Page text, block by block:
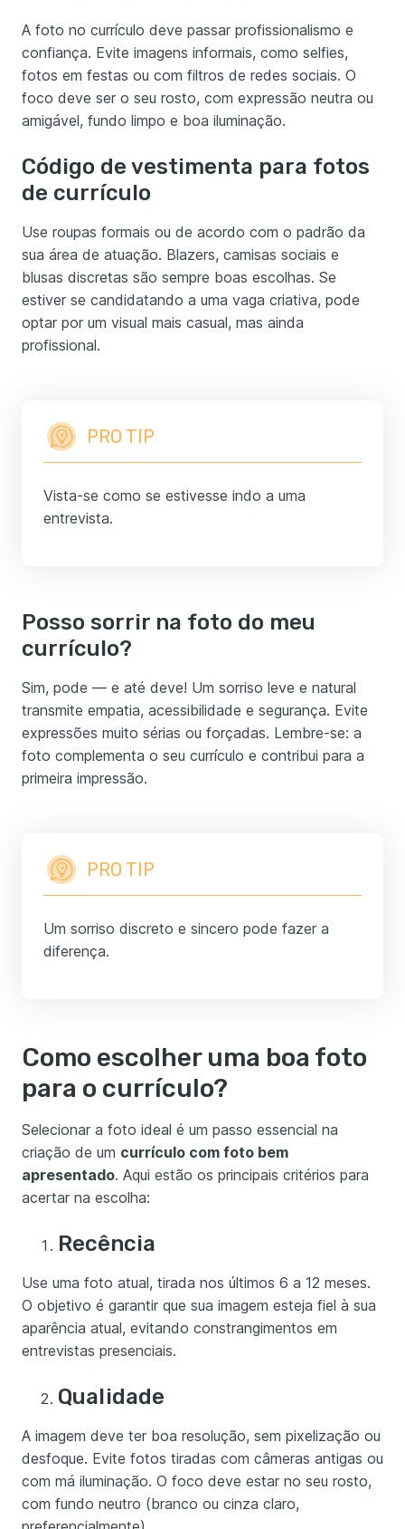
A foto no currículo deve passar profissionalismo e
confiança. Evite imagens informais, como selfies,
fotos em festas ou com filtros de redes sociais. O
foco deve ser o seu rosto, com expressão neutra ou
amigável, fundo limpo e boa iluminação.
Código de vestimenta para fotos
de currículo
Use roupas formais ou de acordo com o padrão da
sua área de atuação. Blazers, camisas sociais e
blusas discretas são sempre boas escolhas. Se
estiver se candidatando a uma vaga criativa, pode
optar por um visual mais casual, mas ainda
profissional.
PRO TIP
Vista-se como se estivesse indo a uma
entrevista.
Posso sorrir na foto do meu
currículo?
Sim, pode — e até deve! Um sorriso leve e natural
transmite empatia, acessibilidade e segurança. Evite
expressões muito sérias ou forçadas. Lembre-se: a
foto complementa o seu currículo e contribui para a
primeira impressão.
PRO TIP
Um sorriso discreto e sincero pode fazer a
diferença.
Como escolher uma boa foto
para o currículo?
Selecionar a foto ideal é um passo essencial na
criação de um currículo com foto bem
apresentado. Aqui estão os principais critérios para
acertar na escolha:
Recência
Use uma foto atual, tirada nos últimos 6 a 12 meses.
O objetivo é garantir que sua imagem esteja fiel à sua
aparência atual, evitando constrangimentos em
entrevistas presenciais.
Qualidade
A imagem deve ter boa resolução, sem pixelização ou
desfoque. Evite fotos tiradas com câmeras antigas ou
com má iluminação. O foco deve estar no seu rosto,
com fundo neutro (branco ou cinza claro,